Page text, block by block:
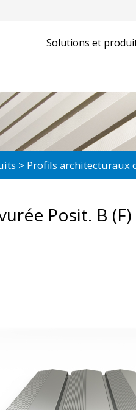
Solutions et
Profils architecturaux
Posit. B (F)